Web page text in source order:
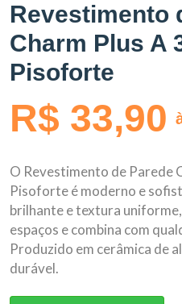
Revestimento
Charm Plus A
Pisoforte
R$ 33,90
O Revestimento de Parede
Pisoforte é moderno e
brilhante e textura
espaços e combina com
Produzido em cerâmica de
durável.